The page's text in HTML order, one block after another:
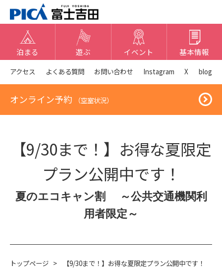
泊まる 遊ぶ イベント 基本情報
アクセス よくある質問 お問い合わせ Instagram X blog
オンライン予約 （空室状況）
【9/30まで！】お得な夏限定
プラン公開中です！
夏のエコキャン割 ～公共交通機関利
用者限定～
トップページ > 【9/30まで！】お得な夏限定プラン公開中です！